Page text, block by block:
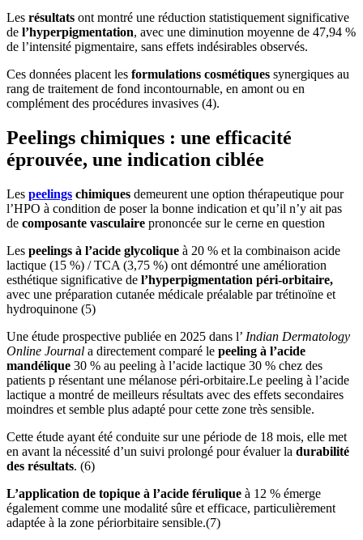
Les résultats ont montré une réduction statistiquement significative
de l’hyperpigmentation, avec une diminution moyenne de 47,94 %
de l’intensité pigmentaire, sans effets indésirables observés.
Ces données placent les formulations cosmétiques synergiques au
rang de traitement de fond incontournable, en amont ou en
complément des procédures invasives (4).
Peelings chimiques : une efficacité
éprouvée, une indication ciblée
Les peelings chimiques demeurent une option thérapeutique pour
l’HPO à condition de poser la bonne indication et qu’il n’y ait pas
de composante vasculaire prononcée sur le cerne en question
Les peelings à l’acide glycolique à 20 % et la combinaison acide
lactique (15 %) / TCA (3,75 %) ont démontré une amélioration
esthétique significative de l’hyperpigmentation péri-orbitaire,
avec une préparation cutanée médicale préalable par trétinoïne et
hydroquinone (5)
Une étude prospective publiée en 2025 dans l’ Indian Dermatology
Online Journal a directement comparé le peeling à l’acide
mandélique 30 % au peeling à l’acide lactique 30 % chez des
patients p résentant une mélanose péri-orbitaire.Le peeling à l’acide
lactique a montré de meilleurs résultats avec des effets secondaires
moindres et semble plus adapté pour cette zone très sensible.
Cette étude ayant été conduite sur une période de 18 mois, elle met
en avant la nécessité d’un suivi prolongé pour évaluer la durabilité
des résultats. (6)
L’application de topique à l’acide férulique à 12 % émerge
également comme une modalité sûre et efficace, particulièrement
adaptée à la zone périorbitaire sensible.(7)